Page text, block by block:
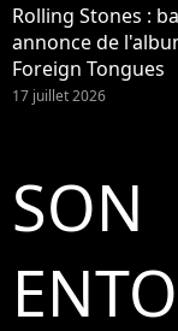
Rolling Stones :
annonce de
Foreign Tongues
17 juillet 2026
SON